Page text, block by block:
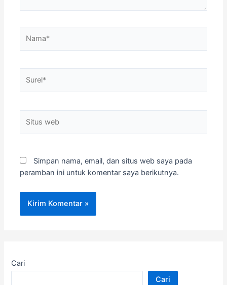
web
Simpan nama, email, dan situs web saya pada
peramban ini untuk komentar saya berikutnya.
Cari
Cari